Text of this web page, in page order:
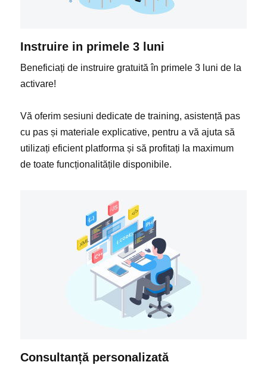
Instruire in primele 3 luni
Beneficiați de instruire gratuită în primele 3 luni de la
activare!
Vă oferim sesiuni dedicate de training, asistență pas
cu pas și materiale explicative, pentru a vă ajuta să
utilizați eficient platforma și să profitați la maximum
de toate funcționalitățile disponibile.
Consultanță personalizată